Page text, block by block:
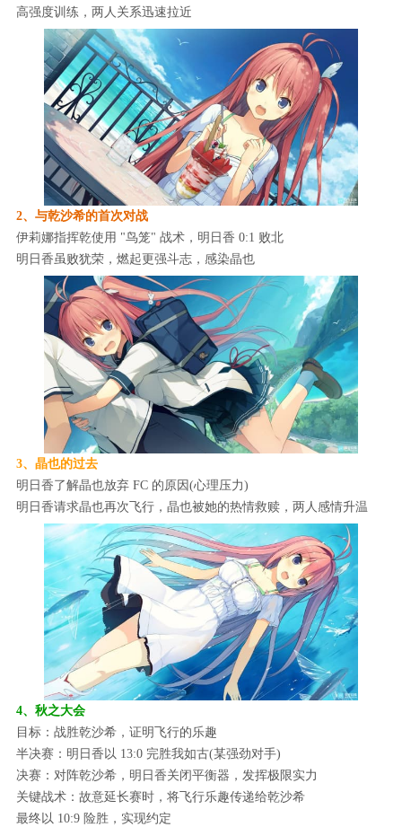
高强度训练，两人关系迅速拉近
2、与乾沙希的首次对战
伊莉娜指挥乾使用 "鸟笼" 战术，明日香 0:1 败北
明日香虽败犹荣，燃起更强斗志，感染晶也
3、晶也的过去
明日香了解晶也放弃 FC 的原因(心理压力)
明日香请求晶也再次飞行，晶也被她的热情救赎，两人感情升温
4、秋之大会
目标：战胜乾沙希，证明飞行的乐趣
半决赛：明日香以 13:0 完胜我如古(某强劲对手)
决赛：对阵乾沙希，明日香关闭平衡器，发挥极限实力
关键战术：故意延长赛时，将飞行乐趣传递给乾沙希
最终以 10:9 险胜，实现约定